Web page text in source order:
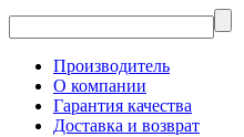
Производитель
О компании
Гарантия качества
Доставка и возврат